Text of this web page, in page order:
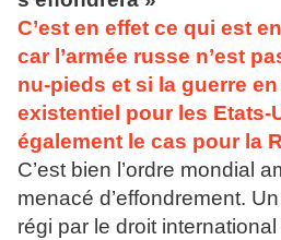
C’est en effet ce qui est
car l’armée russe n’est
nu-pieds et si la guerre
existentiel pour les Etats-
également le cas pour la
C’est bien l’ordre mondial
menacé d’effondrement.
régi par le droit